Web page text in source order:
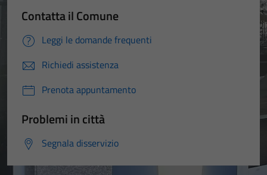
Contatta il Comune
Leggi le domande frequenti
Richiedi assistenza
Prenota appuntamento
Problemi in città
Segnala disservizio